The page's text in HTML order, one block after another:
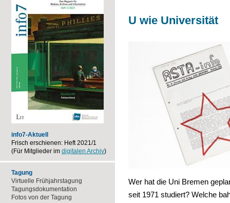
info7-Aktuell
Frisch erschienen: Heft 2021/1
(Für Mitglieder im digitalen Archiv)
Tagung
Virtuelle Frühjahrstagung
Tagungsdokumentation
Fotos von der Tagung
U wie Universität
Wer hat die Uni Bremen
seit 1971 studiert? Welche